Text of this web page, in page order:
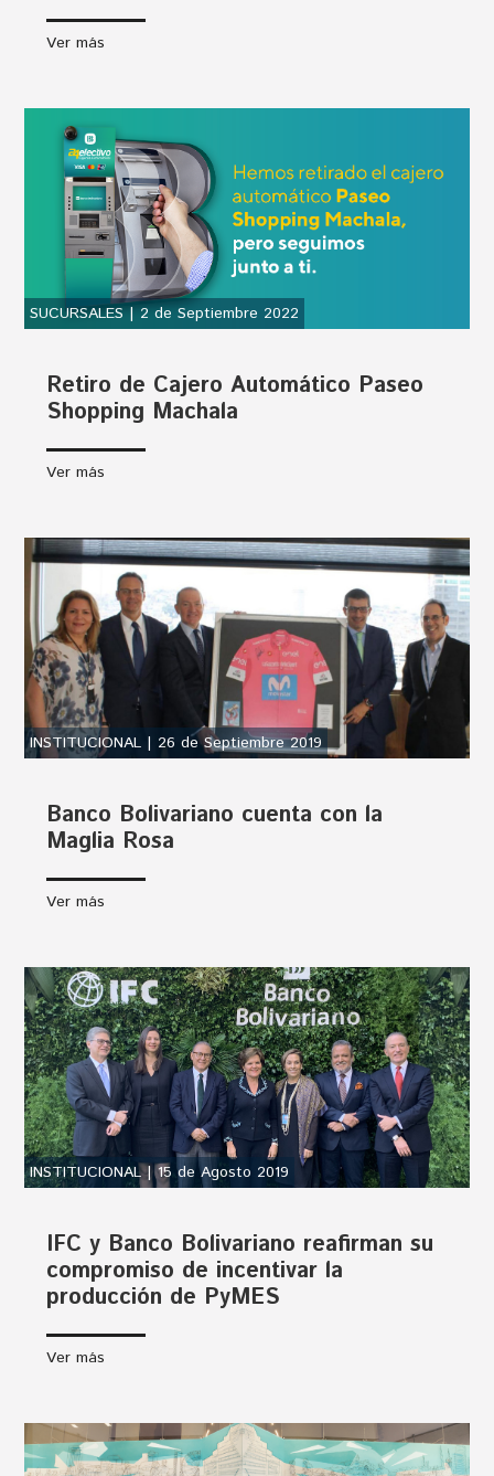
Ver más
SUCURSALES | 2 de Septiembre 2022
Retiro de Cajero Automático Paseo
Shopping Machala
Ver más
INSTITUCIONAL | 26 de Septiembre 2019
Banco Bolivariano cuenta con la
Maglia Rosa
Ver más
INSTITUCIONAL | 15 de Agosto 2019
IFC y Banco Bolivariano reafirman su
compromiso de incentivar la
producción de PyMES
Ver más